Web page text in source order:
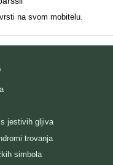
na svom mobitelu.
jestivih gljiva
trovanja
simbola